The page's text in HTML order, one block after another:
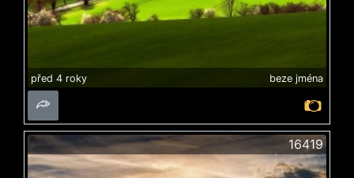
před 4 roky beze jména
16419